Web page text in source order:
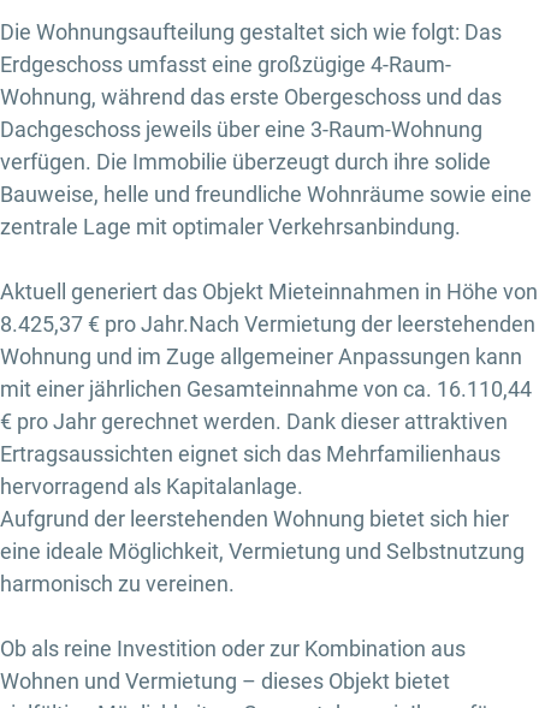
Die Wohnungsaufteilung gestaltet sich wie folgt: Das
Erdgeschoss umfasst eine großzügige 4-Raum-
Wohnung, während das erste Obergeschoss und das
Dachgeschoss jeweils über eine 3-Raum-Wohnung
verfügen. Die Immobilie überzeugt durch ihre solide
Bauweise, helle und freundliche Wohnräume sowie eine
zentrale Lage mit optimaler Verkehrsanbindung.
Aktuell generiert das Objekt Mieteinnahmen in Höhe von
8.425,37 € pro Jahr.Nach Vermietung der leerstehenden
Wohnung und im Zuge allgemeiner Anpassungen kann
mit einer jährlichen Gesamteinnahme von ca. 16.110,44
€ pro Jahr gerechnet werden. Dank dieser attraktiven
Ertragsaussichten eignet sich das Mehrfamilienhaus
hervorragend als Kapitalanlage.
Aufgrund der leerstehenden Wohnung bietet sich hier
eine ideale Möglichkeit, Vermietung und Selbstnutzung
harmonisch zu vereinen.
Ob als reine Investition oder zur Kombination aus
Wohnen und Vermietung – dieses Objekt bietet